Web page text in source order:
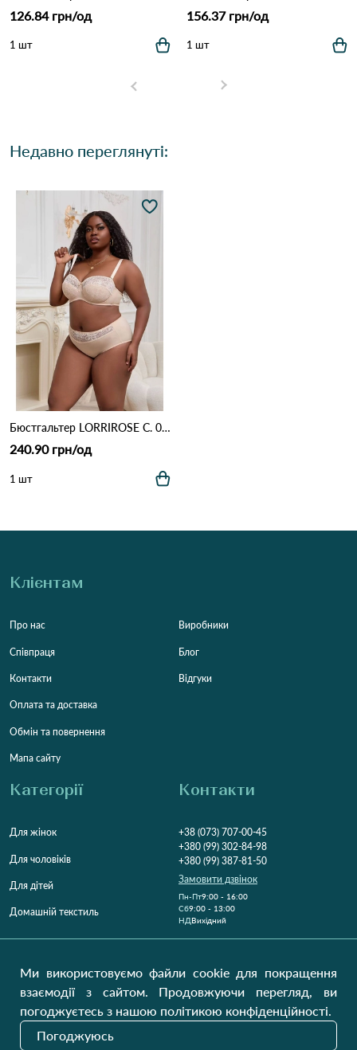
126.84 грн/од
1 шт
156.37 грн/од
1 шт
Недавно переглянуті:
Бюстгальтер LORRIROSE C. 011 Бежевий
240.90 грн/од
1 шт
Клієнтам
Про нас
Співпраця
Контакти
Оплата та доставка
Обмін та повернення
Мапа сайту
Виробники
Блог
Відгуки
Категорії
Для жінок
Для чоловіків
Для дітей
Домашній текстиль
Контакти
+38 (073) 707-00-45
+380 (99) 302-84-98
+380 (99) 387-81-50
Замовити дзвінок
Пн-Пт9:00 - 16:00
Cб9:00 - 13:00
НДВихідний
Наші оновлення
Ми використовуємо файли cookie для покращення
взаємодії з сайтом. Продовжуючи перегляд, ви
погоджуєтесь з нашою політикою конфіденційності.
Погоджуюсь